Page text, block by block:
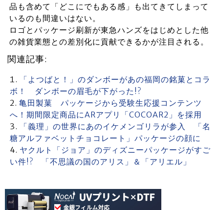
品も含めて「どこにでもある感」も出てきてしまって
いるのも間違いはない。
ロゴとパッケージ刷新が東急ハンズをはじめとした他
の雑貨業態との差別化に貢献できるかが注目される。
関連記事:
「よつばと！」のダンボーがあの福岡の銘菓とコラ
ボ！ ダンボーの眉毛が下がった!?
亀田製菓 パッケージから受験生応援コンテンツ
へ！期間限定商品にARアプリ「COCOAR2」を採用
「義理」の世界にあのイケメンゴリラが参入 「名
糖アルファベットチョコレート」パッケージの顔に
ヤクルト「ジョア」のディズニーパッケージがすご
い件!? 「不思議の国のアリス」＆「アリエル」